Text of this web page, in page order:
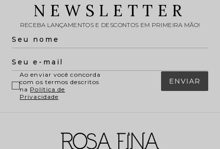
NEWSLETTER
RECEBA LANÇAMENTOS E DESCONTOS EM PRIMEIRA MÃO!
ENVIAR
Ao enviar você concorda
com os termos descritos
na Política de
Privacidade